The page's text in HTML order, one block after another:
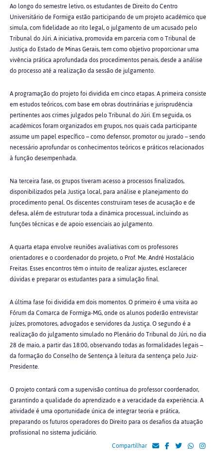
Ao longo do semestre letivo, os estudantes de Direito do Centro
Universitário de Formiga estão participando de um projeto acadêmico que
simula, com fidelidade ao rito legal, o julgamento de um acusado pelo
Tribunal do Júri. A iniciativa, promovida em parceria com o Tribunal de
Justiça do Estado de Minas Gerais, tem como objetivo proporcionar uma
vivência prática aprofundada dos procedimentos penais, desde a análise
do processo até a realização da sessão de julgamento.
A programação do projeto foi dividida em cinco etapas. A primeira consiste
em estudos teóricos, com base em obras doutrinárias e jurisprudência
pertinentes aos crimes julgados pelo Tribunal do Júri. Em seguida, os
acadêmicos foram organizados em grupos, nos quais cada participante
assume um papel específico – como defensor, promotor ou jurado – sendo
necessário aprofundar os conhecimentos teóricos e práticos relacionados
à função desempenhada.
Na terceira fase, os grupos tiveram acesso a processos finalizados,
disponibilizados pela Justiça local, para análise e planejamento do
procedimento penal. Os discentes construiram teses de acusação e de
defesa, além de estruturar toda a dinâmica processual, incluindo as
funções técnicas e de apoio essenciais ao julgamento.
A quarta etapa envolve reuniões avaliativas com os professores
orientadores e o coordenador do projeto, o Prof. Me. André Hostalácio
Freitas. Esses encontros têm o intuito de realizar ajustes, esclarecer
dúvidas e preparar os estudantes para a simulação final.
A última fase foi dividida em dois momentos. O primeiro é uma visita ao
Fórum da Comarca de Formiga-MG, onde os alunos poderão entrevistar
juízes, promotores, advogados e servidores da Justiça. O segundo é a
realização do julgamento simulado no Plenário do Tribunal do Júri, no dia
28 de maio, a partir das 18:00, observando todas as formalidades legais –
da formação do Conselho de Sentença à leitura da sentença pelo Juiz-
Presidente.
O projeto contará com a supervisão contínua do professor coordenador,
garantindo a qualidade do aprendizado e a veracidade da experiência. A
atividade é uma oportunidade única de integrar teoria e prática,
preparando os futuros operadores do Direito para os desafios da atuação
profissional no sistema judiciário.
Compartilhar